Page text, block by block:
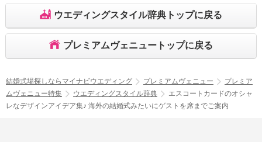
ウエディングスタイル辞典トップに戻る
プレミアムヴェニュートップに戻る
結婚式場探しならマイナビウエディング プレミアムヴェニュー
プレミア
ムヴェニュー特集
ウエディングスタイル辞典
エスコートカードのオシャ
レなデザインアイデア集♪ 海外の結婚式みたいにゲストを席までご案内